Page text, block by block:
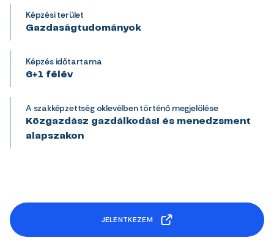
Képzési terület
Gazdaságtudományok
Képzés időtartama
6+1 félév
A szakképzettség oklevélben történő megjelölése
Közgazdász gazdálkodási és menedzsment
alapszakon
JELENTKEZEM